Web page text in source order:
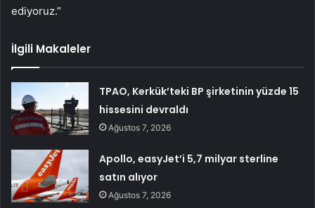
ediyoruz.”
İlgili Makaleler
TPAO, Kerkük’teki BP şirketinin yüzde 15
hissesini devraldı
Ağustos 7, 2026
Apollo, easyJet’i 5,7 milyar sterline
satın alıyor
Ağustos 7, 2026